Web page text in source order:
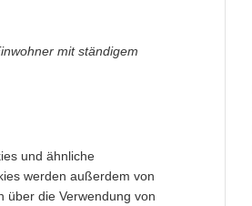
mit ständigem
und ähnliche
werden außerdem von
über die Verwendung von